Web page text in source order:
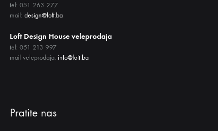
tel: 051 263 277
mail: design@loft.ba
Loft Design House veleprodaja
tel: 051 213 997
mail veleprodaja: info@loft.ba
Pratite nas